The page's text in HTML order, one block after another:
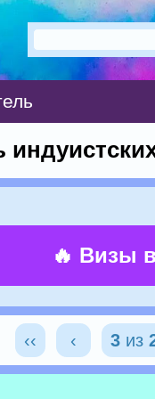
🔥 Визы
‹‹ ‹ 3из